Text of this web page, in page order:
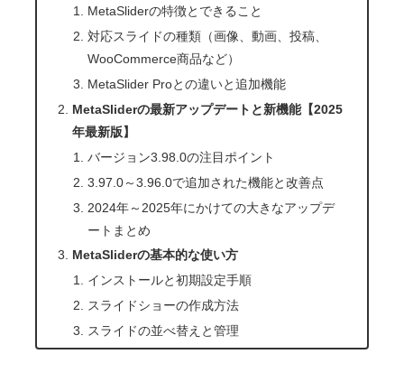
MetaSliderの特徴とできること
対応スライドの種類（画像、動画、投稿、
WooCommerce商品など）
MetaSlider Proとの違いと追加機能
MetaSliderの最新アップデートと新機能【2025
年最新版】
バージョン3.98.0の注目ポイント
3.97.0～3.96.0で追加された機能と改善点
2024年～2025年にかけての大きなアップデ
ートまとめ
MetaSliderの基本的な使い方
インストールと初期設定手順
スライドショーの作成方法
スライドの並べ替えと管理